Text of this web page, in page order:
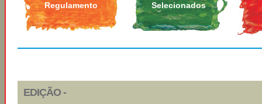
Regulamento Selecionados
EDIÇÃO -